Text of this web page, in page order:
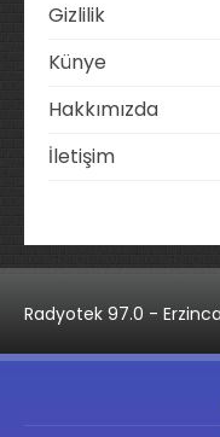
Gizlilik
Künye
Hakkımızda
İletişim
Radyotek 97.0 -